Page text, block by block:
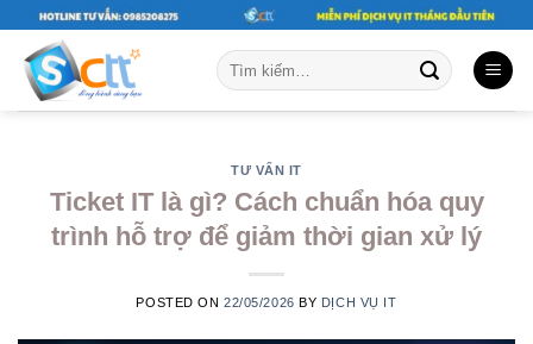
content
Tìm
kiếm:
TƯ VẤN IT
Ticket IT là gì? Cách chuẩn hóa quy
trình hỗ trợ để giảm thời gian xử lý
POSTED ON22/05/2026 BY DỊCH VỤ IT